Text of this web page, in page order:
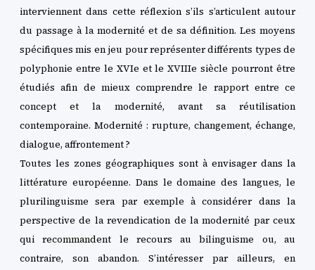
interviennent dans cette réflexion s’ils s’articulent autour
du passage à la modernité et de sa définition. Les moyens
spécifiques mis en jeu pour représenter différents types de
polyphonie entre le XVIe et le XVIIIe siècle pourront être
étudiés afin de mieux comprendre le rapport entre ce
concept et la modernité, avant sa réutilisation
contemporaine. Modernité : rupture, changement, échange,
dialogue, affrontement ?
Toutes les zones géographiques sont à envisager dans la
littérature européenne. Dans le domaine des langues, le
plurilinguisme sera par exemple à considérer dans la
perspective de larevendication de la modernité par ceux
qui recommandent le recours au bilinguisme ou, au
contraire, son abandon. S’intéresser par ailleurs, en